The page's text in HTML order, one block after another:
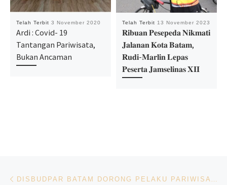
Telah Terbit 3 November 2020
Ardi : Covid- 19
Tantangan Pariwisata,
Bukan Ancaman
Telah Terbit 13 November 2023
𝐑𝐢𝐛𝐮𝐚𝐧 𝐏𝐞𝐬𝐞𝐩𝐞𝐝𝐚 𝐍𝐢𝐤𝐦𝐚𝐭𝐢
𝐉𝐚𝐥𝐚𝐧𝐚𝐧 𝐊𝐨𝐭𝐚 𝐁𝐚𝐭𝐚𝐦,
𝐑𝐮𝐝𝐢-𝐌𝐚𝐫𝐥𝐢𝐧 𝐋𝐞𝐩𝐚𝐬
𝐏𝐞𝐬𝐞𝐫𝐭𝐚 𝐉𝐚𝐦𝐬𝐞𝐥𝐢𝐧𝐚𝐬 𝐗𝐈𝐈
Navigasi pos